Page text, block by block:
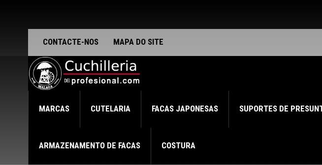
CONTACTE-NOS MAPA DO SITE
MARCAS CUTELARIA FACAS JAPONESAS SUPORTES DE
ARMAZENAMENTO DE FACAS COSTURA